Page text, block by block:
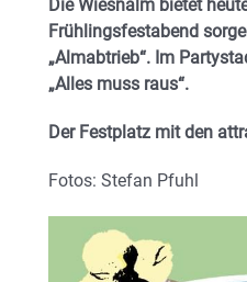
Die Wiesnalm bietet
Frühlingsfestabend
„Almabtrieb“. Im
„Alles muss raus“.
Der Festplatz mit den
Fotos: Stefan Pfuhl